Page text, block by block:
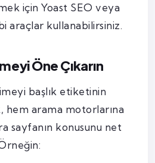
için Yoast SEO veya
araçlar kullanabilirsiniz.
Öne Çıkarın
başlık etiketinin
hem arama motorlarına
sayfanın konusunu net